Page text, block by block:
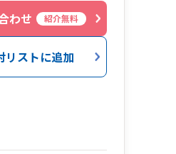
わせ 紹介無料
リストに追加